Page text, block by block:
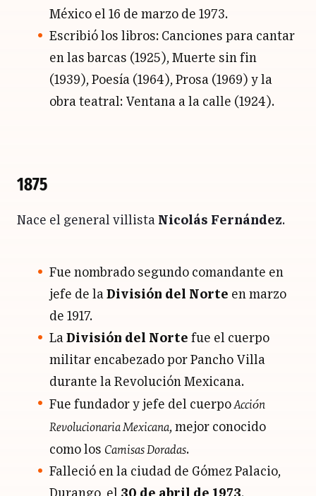
México el 16 de marzo de 1973.
Escribió los libros: Canciones para cantar
en las barcas (1925), Muerte sin fin
(1939), Poesía (1964), Prosa (1969) y la
obra teatral: Ventana a la calle (1924).
1875
Nace el general villista Nicolás Fernández.
Fue nombrado segundo comandante en
jefe de laDivisión del Norte en marzo
de 1917.
LaDivisión del Norte fue el cuerpo
militar encabezado por Pancho Villa
durante la Revolución Mexicana.
Fue fundador y jefe del cuerpoAcción
Revolucionaria Mexicana, mejor conocido
como los Camisas Doradas.
Falleció en la ciudad de Gómez Palacio,